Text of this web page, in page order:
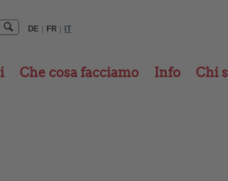
DE FR IT
Che cosa facciamo Info Chi